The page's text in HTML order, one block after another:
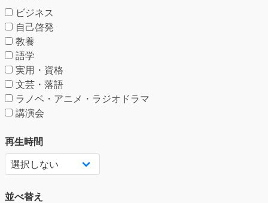
ビジネス
自己啓発
教養
語学
実用・資格
文芸・落語
ラノベ・アニメ・ラジオドラマ
講演会
再生時間
並べ替え